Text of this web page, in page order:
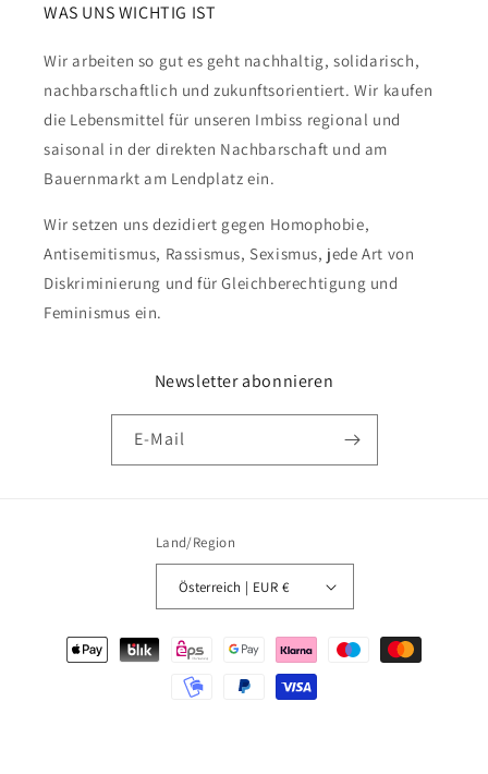
WAS UNS WICHTIG IST
Wir arbeiten so gut es geht nachhaltig, solidarisch,
nachbarschaftlich und zukunftsorientiert. Wir kaufen
die Lebensmittel für unseren Imbiss regional und
saisonal in der direkten Nachbarschaft und am
Bauernmarkt am Lendplatz ein.
Wir setzen uns dezidiert gegen Homophobie,
Antisemitismus, Rassismus, Sexismus, jede Art von
Diskriminierung und für Gleichberechtigung und
Feminismus ein.
Newsletter abonnieren
E-Mail
Land/Region
Österreich | EUR €
Zahlungsmethoden